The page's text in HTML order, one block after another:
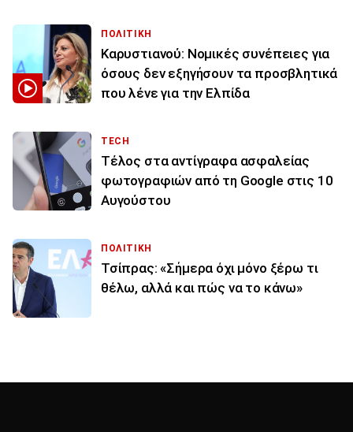
ΠΟΛΙΤΙΚΗ
Καρυστιανού: Νομικές συνέπειες για
όσους δεν εξηγήσουν τα προσβλητικά
που λένε για την Ελπίδα
TECH
Τέλος στα αντίγραφα ασφαλείας
φωτογραφιών από τη Google στις 10
Αυγούστου
ΠΟΛΙΤΙΚΗ
Τσίπρας: «Σήμερα όχι μόνο ξέρω τι
θέλω, αλλά και πώς να το κάνω»